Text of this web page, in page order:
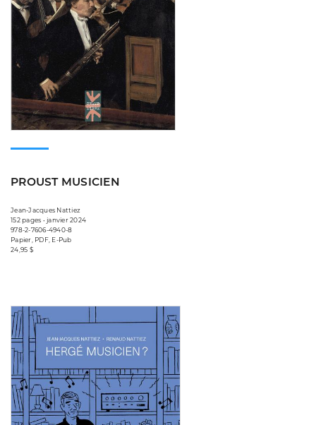
PROUST MUSICIEN
Jean-Jacques Nattiez
152 pages • janvier 2024
978-2-7606-4940-8
Papier, PDF, E-Pub
24,95 $